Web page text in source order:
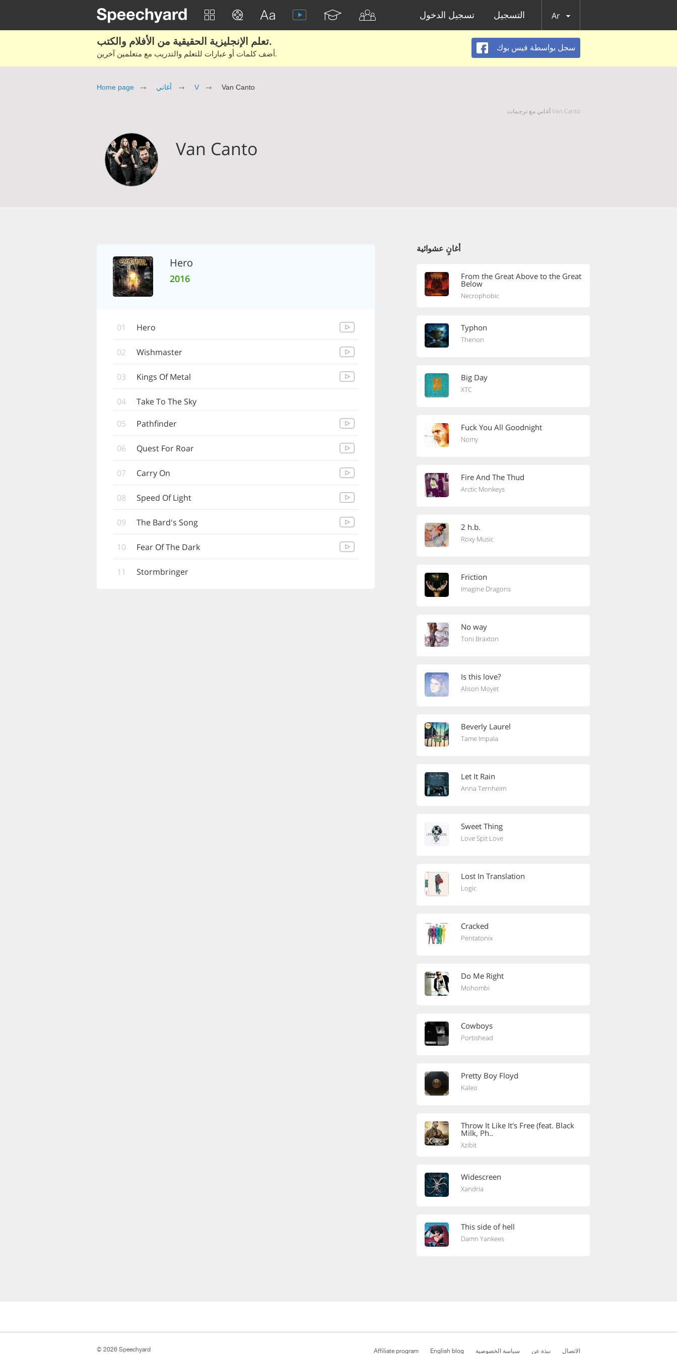
تسجيل الدخول التسجيل Ar
تعلم الإنجليزية الحقيقية من الأفلام والكتب.
أضف كلمات أو عبارات للتعلم والتدريب مع متعلمين آخرين.
سجل بواسطة فيس بوك
Home page أغاني V Van Canto
Van Canto أغاني مع ترجمات
Van Canto
Hero
2016
01 Hero
02 Wishmaster
03 Kings Of Metal
04
Take To The Sky
05
Pathfinder
06 Quest For Roar
07 Carry On
08 Speed Of Light
09 The Bard's Song
10 Fear Of The Dark
11 Stormbringer
أغانٍ عشوائية
From the Great Above to the Great
Below
Necrophobic
Typhon
Therion
Big Day
XTC
Fuck You All Goodnight
Nomy
Fire And The Thud
Arctic Monkeys
2 h.b.
Roxy Music
Friction
Imagine Dragons
No way
Toni Braxton
Is this love?
Alison Moyet
Beverly Laurel
Tame Impala
Let It Rain
Anna Ternheim
Sweet Thing
Love Spit Love
Lost In Translation
Logic
Cracked
Pentatonix
Do Me Right
Mohombi
Cowboys
Portishead
Pretty Boy Floyd
Kaleo
Throw It Like It's Free (feat. Black
Milk, Ph..
Xzibit
Widescreen
Xandria
This side of hell
Damn Yankees
Affiliate program English blog سياسة الخصوصية نبذة عن الاتصال © 2026 Speechyard